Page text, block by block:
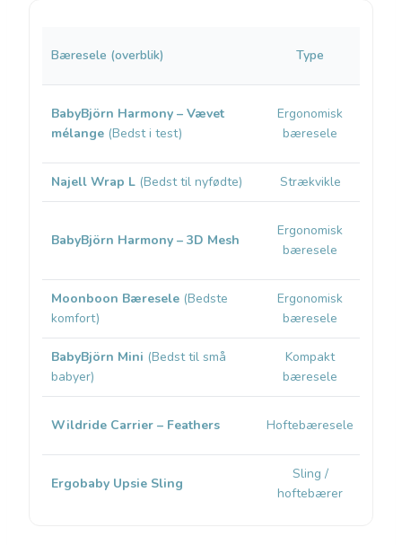
Bæresele (overblik) Type
BabyBjörn Harmony – Vævet
mélange (Bedst i test)
Ergonomisk
bæresele
Najell Wrap L (Bedst til nyfødte) Strækvikle
BabyBjörn Harmony – 3D Mesh
Ergonomisk
bæresele
Moonboon Bæresele (Bedste
komfort)
Ergonomisk
bæresele
BabyBjörn Mini (Bedst til små
babyer)
Kompakt
bæresele
Wildride Carrier – Feathers Hoftebæresele
Ergobaby Upsie Sling
Sling /
hoftebærer